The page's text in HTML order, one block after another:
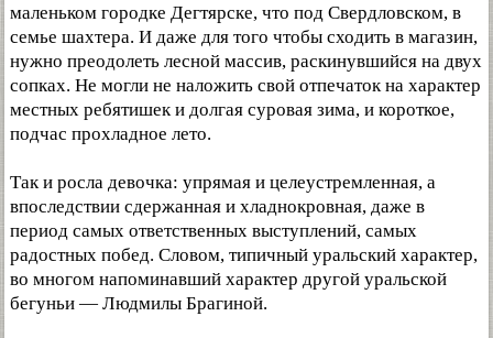
маленьком городке Дегтярске, что под Свердловском, в
семье шахтера. И даже для того чтобы сходить в магазин,
нужно преодолеть лесной массив, раскинувшийся на двух
сопках. Не могли не наложить свой отпечаток на характер
местных ребятишек и долгая суровая зима, и короткое,
подчас прохладное лето.
Так и росла девочка: упрямая и целеустремленная, а
впоследствии сдержанная и хладнокровная, даже в
период самых ответственных выступлений, самых
радостных побед. Словом, типичный уральский характер,
во многом напоминавший характер другой уральской
бегуньи — Людмилы Брагиной.